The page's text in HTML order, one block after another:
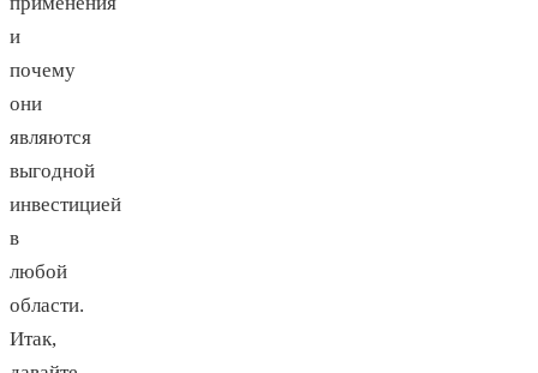
и
почему
они
являются
выгодной
инвестицией
в
любой
области.
Итак,